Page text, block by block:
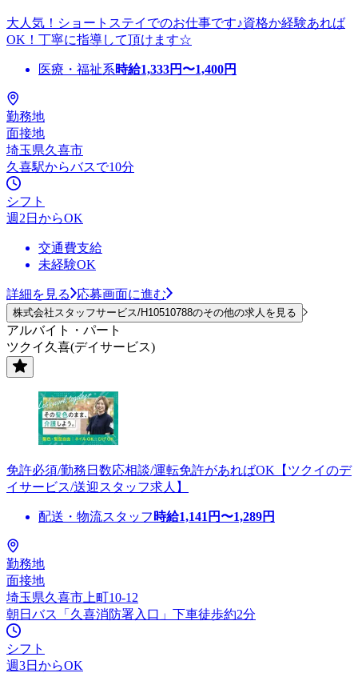
大人気！ショートステイでのお仕事です♪資格か経験あれば
OK！丁寧に指導して頂けます☆
医療・福祉系時給1,333円〜1,400円
勤務地
面接地
埼玉県久喜市
久喜駅からバスで10分
シフト
週2日からOK
交通費支給
未経験OK
詳細を見る 応募画面に進む
株式会社スタッフサービス/H10510788のその他の求人を見る
アルバイト・パート
ツクイ久喜(デイサービス)
免許必須/勤務日数応相談/運転免許があればOK【ツクイのデ
イサービス/送迎スタッフ求人】
配送・物流スタッフ 時給1,141 円〜1,289円
勤務地
面接地
埼玉県久喜市上町10-12
朝日バス「久喜消防署入口」下車徒歩約2分
シフト
週3日からOK